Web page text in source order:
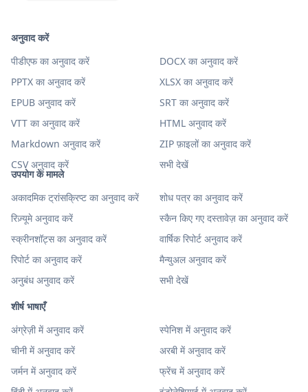
उपयोग के मामले
अकादमिक ट्रांसक्रिप्ट का अनुवाद करें
शोध पत्र का अनुवाद करें
रिज़्यूमे अनुवाद करें
स्कैन किए गए दस्तावेज़ का अनुवाद करें
स्क्रीनशॉट्स का अनुवाद करें
वार्षिक रिपोर्ट अनुवाद करें
रिपोर्ट का अनुवाद करें
मैन्युअल अनुवाद करें
अनुबंध अनुवाद करें
सभी देखें
शीर्ष भाषाएँ
अंग्रेज़ी में अनुवाद करें
स्पेनिश में अनुवाद करें
चीनी में अनुवाद करें
अरबी में अनुवाद करें
जर्मन में अनुवाद करें
फ्रेंच में अनुवाद करें
अनुवाद करें
पीडीएफ का अनुवाद करें
DOCX का अनुवाद करें
PPTX का अनुवाद करें
XLSX का अनुवाद करें
EPUB अनुवाद करें
SRT का अनुवाद करें
VTT का अनुवाद करें
HTML अनुवाद करें
Markdown अनुवाद करें
ZIP फ़ाइलों का अनुवाद करें
CSV अनुवाद करें
सभी देखें